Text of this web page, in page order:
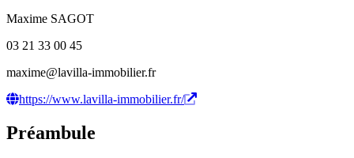
Maxime SAGOT
03 21 33 00 45
maxime@lavilla-immobilier.fr
https://www.lavilla-immobilier.fr/
Préambule